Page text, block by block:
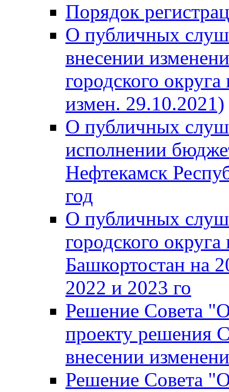
Порядок
О публичных
внесении
городского
измен. 29.10.2021)
О публичных
исполнении
Нефтекамск
год
О публичных
городского
Башкортостан на
2022 и 2023 го
Решение Совета
проекту решения
внесении
Решение Совета